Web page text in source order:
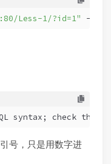
Less-1/?id=1" --
syntax; check
号，只是用数字进